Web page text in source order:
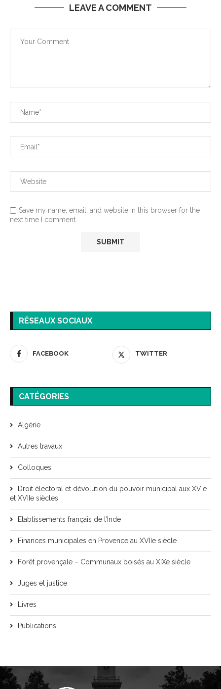
LEAVE A COMMENT
Save my name, email, and website in this browser for the
next time I comment.
RÉSEAUX SOCIAUX
FACEBOOK TWITTER
CATÉGORIES
Algérie
Autres travaux
Colloques
Droit électoral et dévolution du pouvoir municipal aux XVIe
et XVIIe siècles
Etablissements français de l’Inde
Finances municipales en Provence au XVIIe siècle
Forêt provençale – Communaux boisés au XIXe siècle
Juges et justice
Livres
Publications